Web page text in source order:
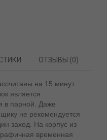
ОТЗЫВЫ (0)
на 15 минут.
является
в парной. Даже
не рекомендуется
заход. На корпус из
временная